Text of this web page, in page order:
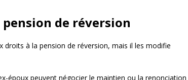
de réversion
à la pension de réversion, mais il les modifie
époux peuvent négocier le maintien ou la renonciation